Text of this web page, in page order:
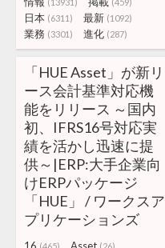
日本 (6311) 最新 (1092)
業務 (3301) 進化 (287)
「HUE Asset」が新リ
ース会計基準対応機
能をリリース ～国内
初、IFRS16号対応実
績を活かし迅速に提
供～|ERP:大手企業向
けERPパッケージ
「HUE」 / ワークスア
プリケーションズ